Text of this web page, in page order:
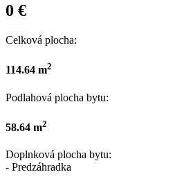
0 €
Celková plocha:
114.64 m2
Podlahová plocha bytu:
58.64 m2
Doplnková plocha bytu:
- Predzáhradka